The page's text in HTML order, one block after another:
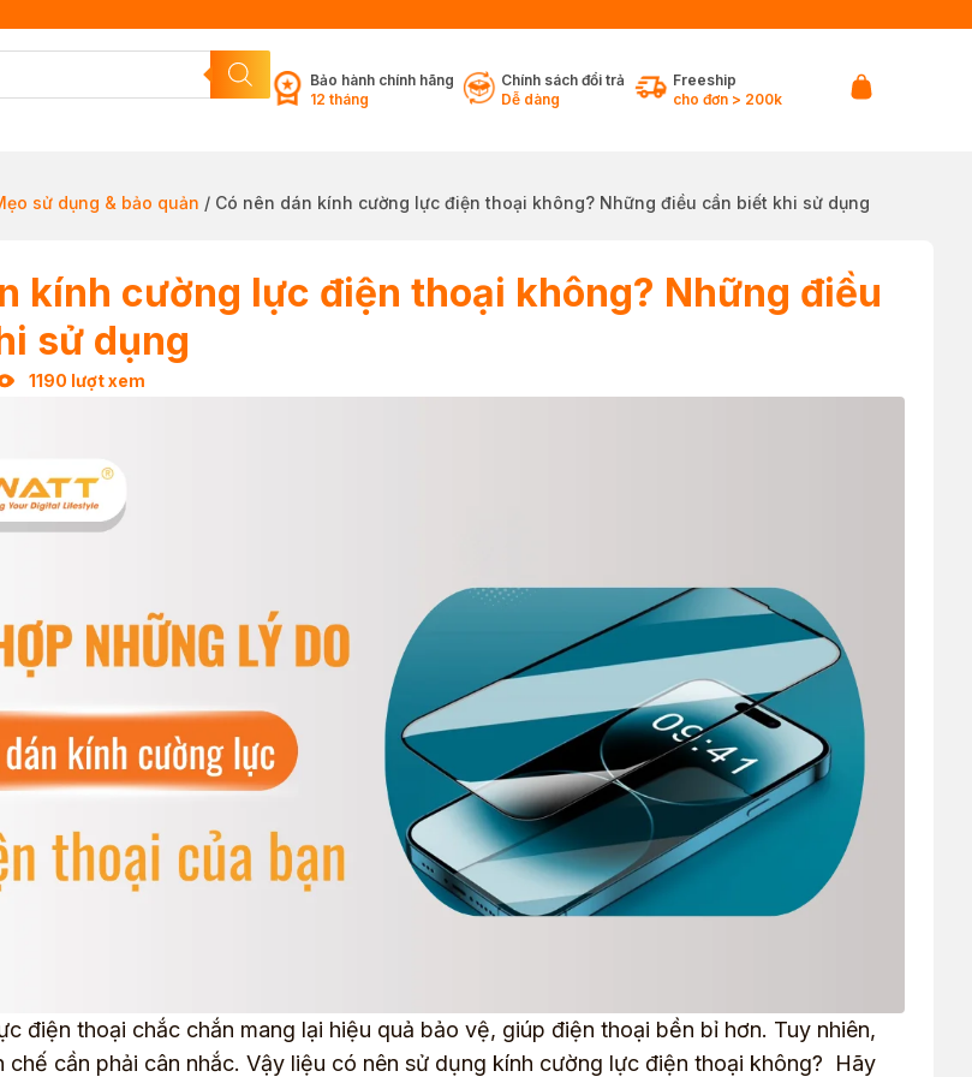
Bảo hành chính hãng
12 tháng
Chính sách đổi trả
Dễ dàng
Freeship
cho đơn > 200k
sử dụng & bảo quản / Có nên dán kính cường lực điện thoại không? Những điều cần biết khi sử dụng
kính cường lực điện thoại không? Những điều
sử dụng
1190 lượt xem
điện thoại chắc chắn mang lại hiệu quả bảo vệ, giúp điện thoại bền bỉ hơn. Tuy nhiên,
chế cần phải cân nhắc. Vậy liệu có nên sử dụng kính cường lực điện thoại không? Hãy